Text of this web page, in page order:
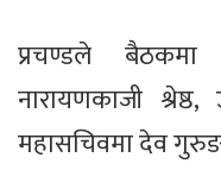
प्रचण्डले बैठकमा
नारायणकाजी
महासचिवमा देव